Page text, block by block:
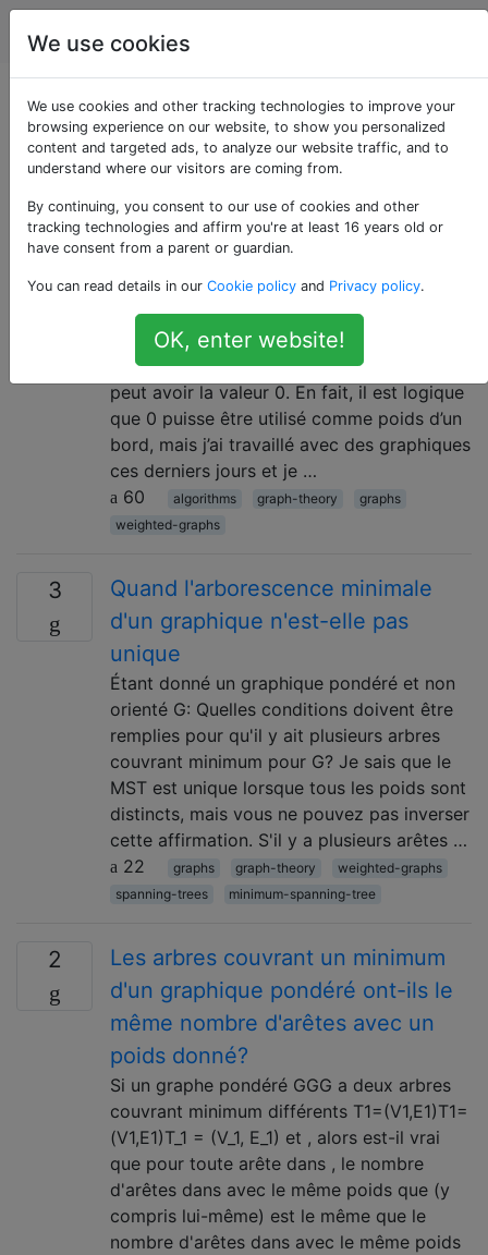
L'informatique
Questions marquées
«weighted-graphs»
5
Le zéro est-il autorisé comme
poids d'un bord dans un graphique
pondéré?
J'essaie d'écrire un script qui génère des
graphiques aléatoires et j'ai besoin de
savoir si une arête d'un graphique pondéré
peut avoir la valeur 0. En fait, il est logique
que 0 puisse être utilisé comme poids d’un
bord, mais j’ai travaillé avec des graphiques
ces derniers jours et je …
60
algorithms graph-theory
graphs
weighted-graphs
3
Quand l'arborescence minimale
d'un graphique n'est-elle pas
unique
Étant donné un graphique pondéré et non
orienté G: Quelles conditions doivent être
remplies pour qu'il y ait plusieurs arbres
couvrant minimum pour G? Je sais que le
MST est unique lorsque tous les poids sont
distincts, mais vous ne pouvez pas inverser
cette affirmation. S'il y a plusieurs arêtes …
22
graphs graph-theory
weighted-graphs
spanning-trees
minimum-spanning-tree
2
Les arbres couvrant un minimum
d'un graphique pondéré ont-ils le
même nombre d'arêtes avec un
poids donné?
Si un graphe pondéré GGG a deux arbres
couvrant minimum différents T1=(V1,E1)T1=
(V1,E1)T_1 = (V_1, E_1) et , alors est-il vrai
que pour toute arête dans , le nombre
d'arêtes dans avec le même poids que (y
compris lui-même) est le même que le
nombre d'arêtes dans avec le même poids
We use cookies
We use cookies and other tracking technologies to improve your
browsing experience on our website, to show you personalized
content and targeted ads, to analyze our website traffic, and to
understand where our visitors are coming from.
By continuing, you consent to our use of cookies and other
tracking technologies and affirm you're at least 16 years old or
have consent from a parent or guardian.
You can read details in our Cookie policy and Privacy policy.
OK, enter website!